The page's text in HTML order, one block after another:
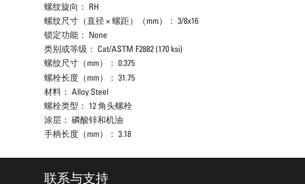
螺纹旋向： RH
螺纹尺寸（直径 × 螺距）（mm）： 3/8x16
锁定功能： None
类别或等级： Cat/ASTM F2882 (170 ksi)
螺纹尺寸（mm）： 0.375
螺栓长度（mm）： 31.75
材料： Alloy Steel
螺栓类型： 12 角头螺栓
涂层： 磷酸锌和机油
手柄长度（mm）： 3.18
联系与支持